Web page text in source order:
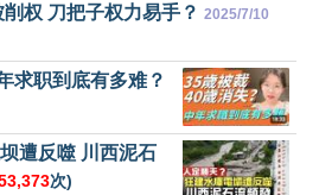
权 刀把子权力易手？ 2025/7/10
求职到底有多难？
遭反噬 川西泥石
次)